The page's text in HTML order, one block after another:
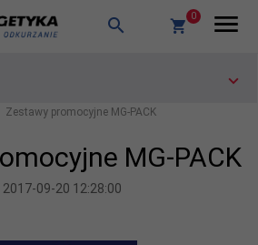
0
Zestawy promocyjne MG-PACK
MG-PACK
2017-09-20 12:28:00